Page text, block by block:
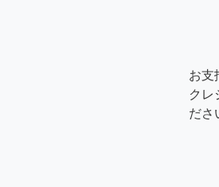
お支
クレ
ださ